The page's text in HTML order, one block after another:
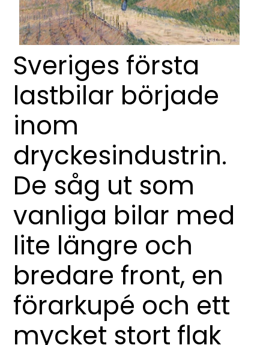
Sveriges första
lastbilar började
inom
dryckesindustrin.
De såg ut som
vanliga bilar med
lite längre och
bredare front, en
förarkupé och ett
mycket stort flak